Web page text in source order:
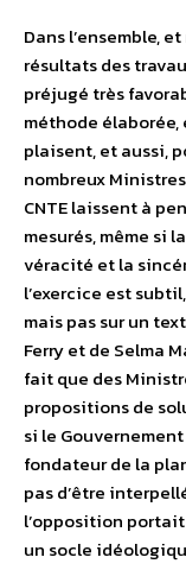
Dans l’ensemble,
résultats des
préjugé très
méthode élaborée,
plaisent, et aussi,
nombreux
CNTE laissent à
mesurés, même si
véracité et la
l’exercice est
mais pas sur un
Ferry et de Selma
fait que des
propositions de
si le
fondateur de la
pas d’être
l’opposition
un socle